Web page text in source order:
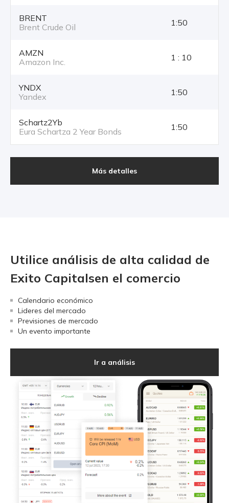
BRENT
Brent Crude Oil
1:50
AMZN
Amazon Inc.
1 : 10
YNDX
Yandex
1:50
Schartz2Yb
Eura Schartza 2 Year Bonds
1:50
Más detalles
Utilice análisis de alta calidad de
Exito Capitalsen el comercio
Calendario económico
Lideres del mercado
Previsiones de mercado
Un evento importante
Ir a análisis